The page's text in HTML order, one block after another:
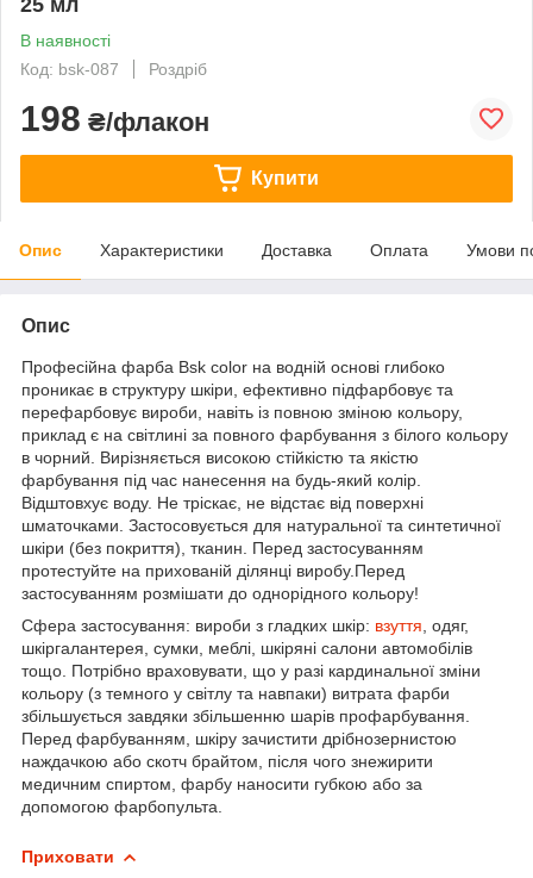
В наявності
Код: bsk-087
Роздріб
198 ₴/флакон
Купити
Опис Характеристики Доставка Оплата Умови
Опис
Професійна фарба Вsk color на водній основі глибоко
проникає в структуру шкіри, ефективно підфарбовує та
перефарбовує вироби, навіть із повною зміною кольору,
приклад є на світлині за повного фарбування з білого кольору
в чорний. Вирізняється високою стійкістю та якістю
фарбування під час нанесення на будь-який колір.
Відштовхує воду. Не тріскає, не відстає від поверхні
шматочками. Застосовується для натуральної та синтетичної
шкіри (без покриття), тканин. Перед застосуванням
протестуйте на прихованій ділянці виробу.Перед
застосуванням розмішати до однорідного кольору!
Сфера застосування: вироби з гладких шкір: взуття , одяг,
шкіргалантерея, сумки, меблі, шкіряні салони автомобілів
тощо. Потрібно враховувати, що у разі кардинальної зміни
кольору (з темного у світлу та навпаки) витрата фарби
збільшується завдяки збільшенню шарів профарбування.
Перед фарбуванням, шкіру зачистити дрібнозернистою
наждачкою або скотч брайтом, після чого знежирити
медичним спиртом, фарбу наносити губкою або за
допомогою фарбопульта.
Приховати